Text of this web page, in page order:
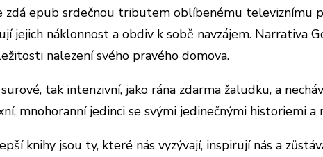
zdá epub srdečnou tributem oblíbenému televiznímu
jejich náklonnost a obdiv k sobě navzájem. Narrativa
nalezení svého pravého domova.
tak intenzivní, jako rána zdarma žaludku, a
mnohoranní jedinci se svými jedinečnými historiemi a
knihy jsou ty, které nás vyzývají, inspirují nás a